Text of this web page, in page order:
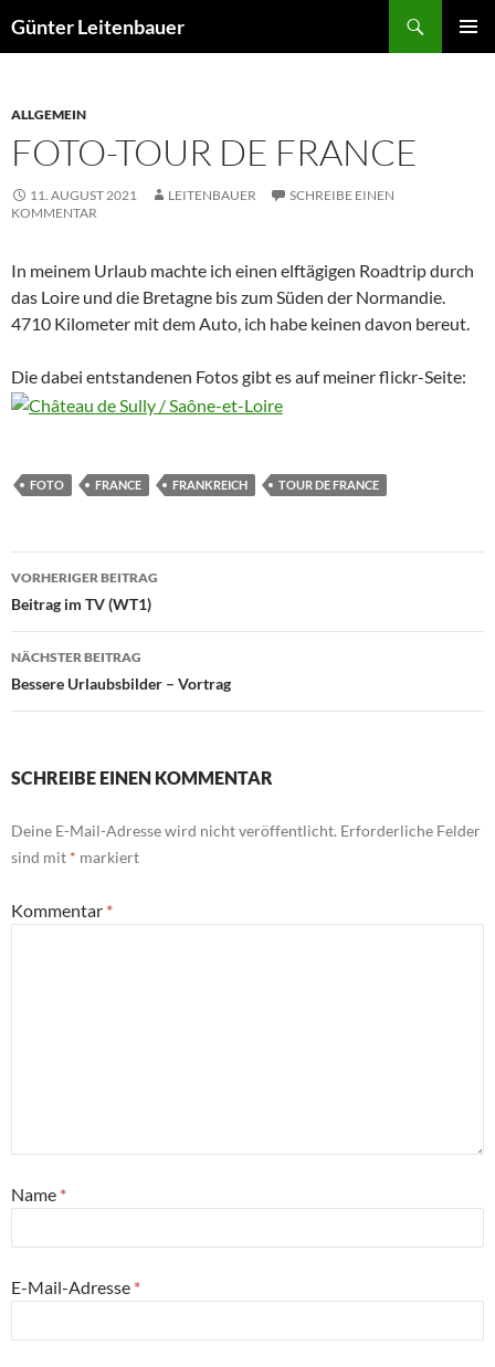
Inhalt
Günter Leitenbauer
ALLGEMEIN
FOTO-TOUR DE FRANCE
11. AUGUST 2021 LEITENBAUER
SCHREIBE EINEN
KOMMENTAR
In meinem Urlaub machte ich einen elftägigen Roadtrip durch
das Loire und die Bretagne bis zum Süden der Normandie.
4710 Kilometer mit dem Auto, ich habe keinen davon bereut.
Die dabei entstandenen Fotos gibt es auf meiner flickr-Seite:
FOTO FRANCE FRANKREICH TOUR DE FRANCE
Beitragsnavigation
VORHERIGER BEITRAG
Beitrag im TV (WT1)
NÄCHSTER BEITRAG
Bessere Urlaubsbilder – Vortrag
SCHREIBE EINEN KOMMENTAR
Deine E-Mail-Adresse wird nicht veröffentlicht. Erforderliche Felder
sind mit * markiert
Kommentar *
Name *
E-Mail-Adresse *